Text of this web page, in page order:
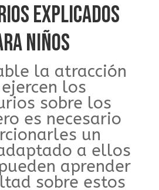
EXPLICADOS
NIÑOS
la atracción
los
sobre los
es necesario
un
a ellos
aprender
sobre estos